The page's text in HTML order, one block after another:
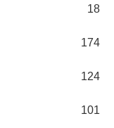
18
174
124
101